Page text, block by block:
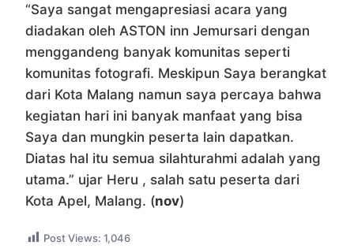
“Saya sangat mengapresiasi acara yang
diadakan oleh ASTON inn Jemursari dengan
menggandeng banyak komunitas seperti
komunitas fotografi. Meskipun Saya berangkat
dari Kota Malang namun saya percaya bahwa
kegiatan hari ini banyak manfaat yang bisa
Saya dan mungkin peserta lain dapatkan.
Diatas hal itu semua silahturahmi adalah yang
utama.” ujar Heru , salah satu peserta dari
Kota Apel, Malang. (nov)
Post Views: 1,046